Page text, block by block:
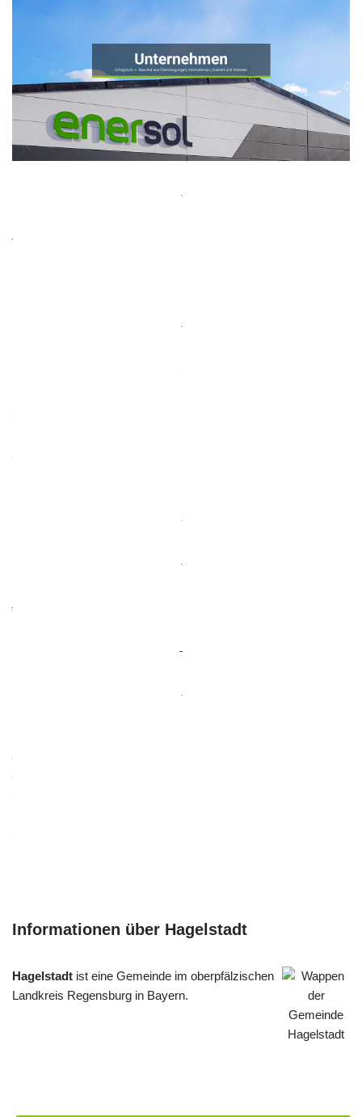
Informationen über Hagelstadt
Hagelstadt ist eine Gemeinde im oberpfälzischen
Landkreis Regensburg in Bayern.